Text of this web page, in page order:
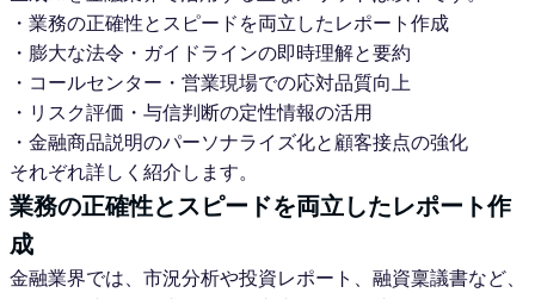
・業務の正確性とスピードを両立したレポート作成
・膨大な法令・ガイドラインの即時理解と要約
・コールセンター・営業現場での応対品質向上
・リスク評価・与信判断の定性情報の活用
・金融商品説明のパーソナライズ化と顧客接点の強化
それぞれ詳しく紹介します。
業務の正確性とスピードを両立したレポート作
成
金融業界では、市況分析や投資レポート、融資稟議書など、